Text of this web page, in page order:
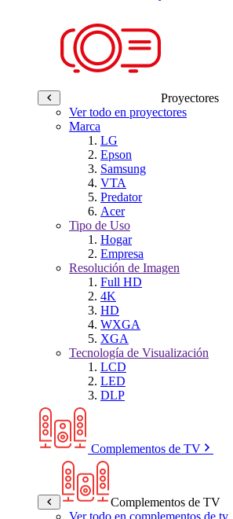
Proyectores
Ver todo en proyectores
Marca
LG
Epson
Samsung
VTA
Predator
Acer
Tipo de Uso
Hogar
Empresa
Resolución de Imagen
Full HD
4K
HD
WXGA
XGA
Tecnología de Visualización
LCD
LED
DLP
Complementos de TV
Complementos de TV
Ver todo en complementos de tv